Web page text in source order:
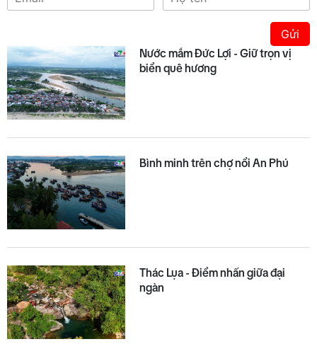
Gửi
Nước mắm Đức Lợi - Giữ trọn vị
biển quê hương
Bình minh trên chợ nổi An Phú
Thác Lụa - Điểm nhấn giữa đại
ngàn